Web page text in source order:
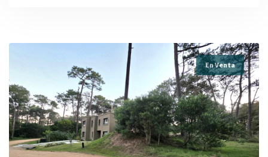
En Venta